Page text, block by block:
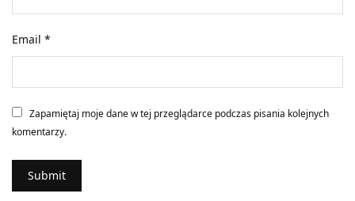
Email*
Zapamiętaj moje dane w tej przeglądarce podczas pisania kolejnych
komentarzy.